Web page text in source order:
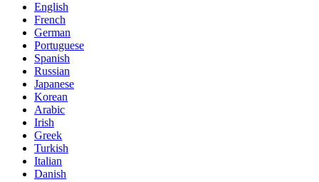
English
French
German
Portuguese
Spanish
Russian
Japanese
Korean
Arabic
Irish
Greek
Turkish
Italian
Danish